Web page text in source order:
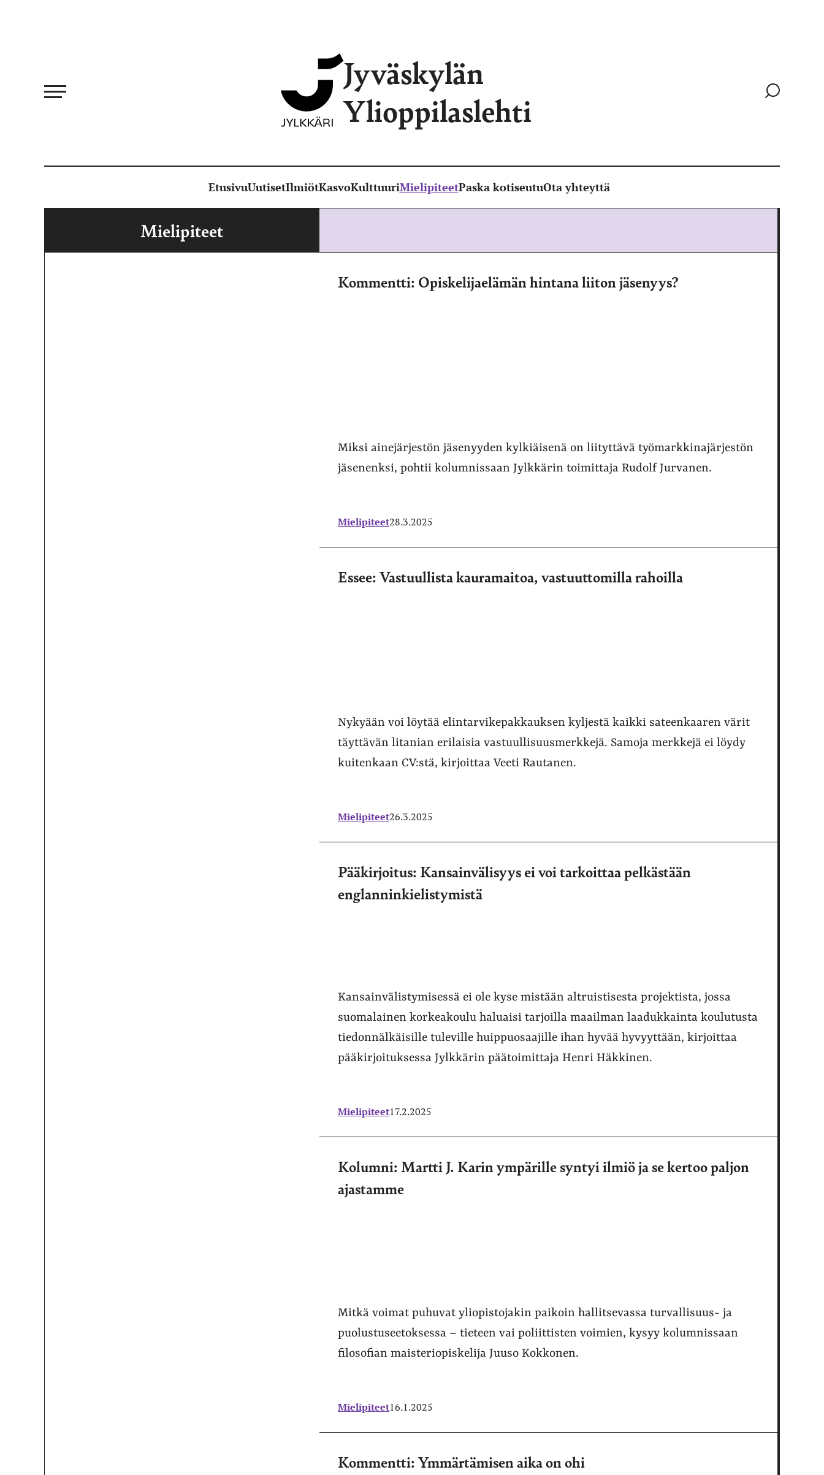
Jyväskylän
Ylioppilaslehti
Siirry
EtusivuUutisetIlmiötKasvoKulttuuriMielipiteetPaska kotiseutuOta yhteyttä
Mielipiteet
Kommentti: Opiskelijaelämän hintana liiton jäsenyys?
Miksi ainejärjestön jäsenyyden kylkiäisenä on liityttävä työmarkkinajärjestön
jäsenenksi, pohtii kolumnissaan Jylkkärin toimittaja Rudolf Jurvanen.
Mielipiteet28.3.2025
Essee: Vastuullista kauramaitoa, vastuuttomilla rahoilla
Nykyään voi löytää elintarvikepakkauksen kyljestä kaikki sateenkaaren värit
täyttävän litanian erilaisia vastuullisuusmerkkejä. Samoja merkkejä ei löydy
kuitenkaan CV:stä, kirjoittaa Veeti Rautanen.
Mielipiteet26.3.2025
Pääkirjoitus: Kansainvälisyys ei voi tarkoittaa pelkästään
englanninkielistymistä
Kansainvälistymisessä ei ole kyse mistään altruistisesta projektista, jossa
suomalainen korkeakoulu haluaisi tarjoilla maailman laadukkainta koulutusta
tiedonnälkäisille tuleville huippuosaajille ihan hyvää hyvyyttään, kirjoittaa
pääkirjoituksessa Jylkkärin päätoimittaja Henri Häkkinen.
Mielipiteet17.2.2025
Kolumni: Martti J. Karin ympärille syntyi ilmiö ja se kertoo paljon
ajastamme
Mitkä voimat puhuvat yliopistojakin paikoin hallitsevassa turvallisuus- ja
puolustuseetoksessa – tieteen vai poliittisten voimien, kysyy kolumnissaan
filosofian maisteriopiskelija Juuso Kokkonen.
Mielipiteet16.1.2025
Kommentti: Ymmärtämisen aika on ohi